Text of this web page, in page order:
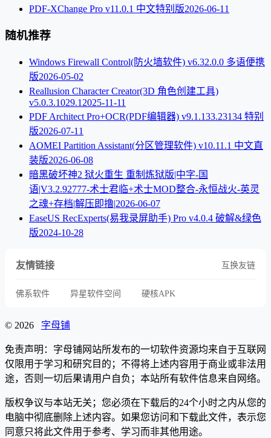
PDF-XChange Pro v11.0.1 中文特别版2026-06-11
随机推荐
Windows Firewall Control(防火墙软件) v6.32.0.0 多语便携
版2026-05-02
Reallusion Character Creator(3D 角色创建工具)
v5.0.3.1029.1 2025-11-11
PDF Architect Pro+OCR(PDF编辑器) v9.1.133.23134 特别
版2026-07-11
AOMEI Partition Assistant(分区管理软件) v10.11.1 中文直
装版2026-06-08
暗黑破坏神2 狱火重生 重制炼狱版|中字-国
语|V3.2.92777-术士君临+术士MOD整合-永恒战火-英灵
之魂+存档|解压即撸|2026-06-07
EaseUS RecExperts(易我录屏助手) Pro v4.0.4 破解&绿色
版2024-10-28
友情链接 互换友链
佛系软件 异星软件空间 硬核APK
© 2026 字母铺
免责声明：字母铺网站所发布的一切软件资源均来自于互联网
仅限用于学习和研究目的；不得将上述内容用于商业或非法用
途，否则一切后果请用户自负；本站所有软件信息来自网络。
版权争议与本站无关；您必须在下载后的24个小时之内从您的
电脑中彻底删除上述内容。如果您访问和下载此文件，表示您
同意只将此文件用于参考、学习而非其他用途。